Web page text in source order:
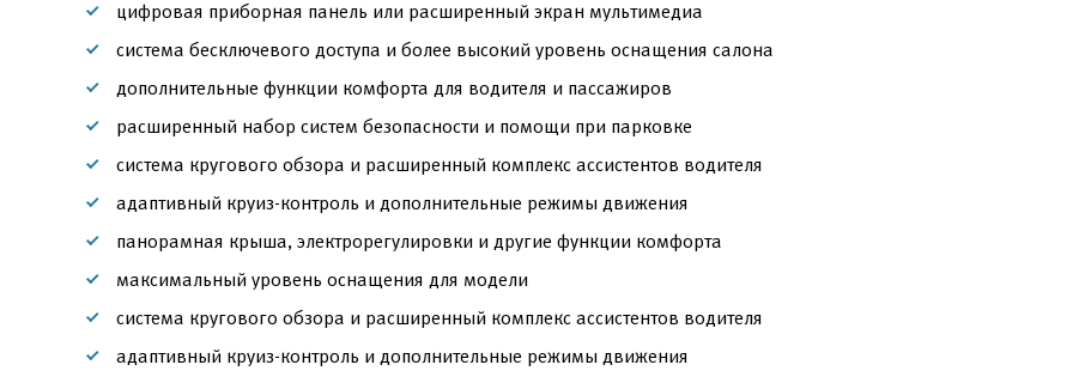
цифровая приборная панель или расширенный экран мультимедиа
система бесключевого доступа и более высокий уровень оснащения салона
дополнительные функции комфорта для водителя и пассажиров
расширенный набор систем безопасности и помощи при парковке
система кругового обзора и расширенный комплекс ассистентов водителя
адаптивный круиз-контроль и дополнительные режимы движения
панорамная крыша, электрорегулировки и другие функции комфорта
максимальный уровень оснащения для модели
система кругового обзора и расширенный комплекс ассистентов водителя
адаптивный круиз-контроль и дополнительные режимы движения